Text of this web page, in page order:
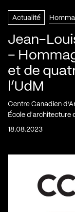
Actualité
Jean-
–
et de
l’UdM
Centre Canadien
École d'architecture
18.08.2023